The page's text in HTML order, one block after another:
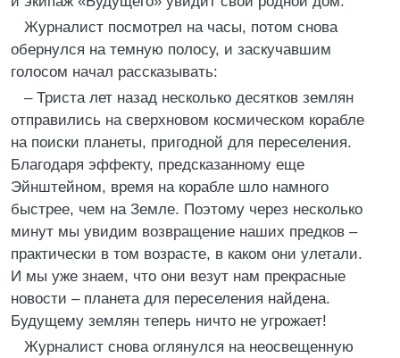
Журналист посмотрел на часы, потом снова
обернулся на темную полосу, и заскучавшим
голосом начал рассказывать:
– Триста лет назад несколько десятков землян
отправились на сверхновом космическом корабле
на поиски планеты, пригодной для переселения.
Благодаря эффекту, предсказанному еще
Эйнштейном, время на корабле шло намного
быстрее, чем на Земле. Поэтому через несколько
минут мы увидим возвращение наших предков –
практически в том возрасте, в каком они улетали.
И мы уже знаем, что они везут нам прекрасные
новости – планета для переселения найдена.
Будущему землян теперь ничто не угрожает!
Журналист снова оглянулся на неосвещенную